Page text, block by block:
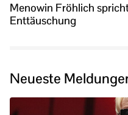
Menowin Fröhlich
Enttäuschung
Neueste